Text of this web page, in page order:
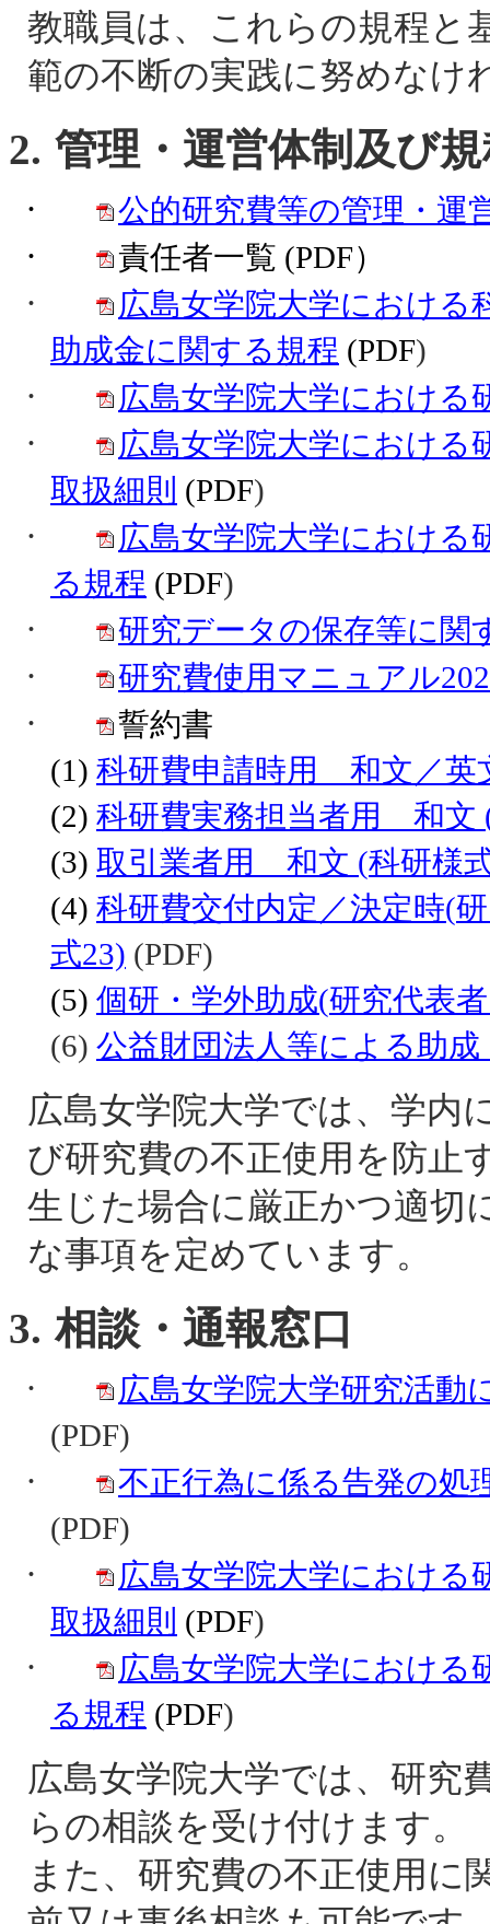
教職員は、これらの規程と
範の不断の実践に努めなけ
2. 管理・運営体制及び
· 公的研究費等の管理・運
· 責任者一覧 (PDF）
·
広島女学院大学における
助成金に関する規程 (PDF)
· 広島女学院大学における
·
広島女学院大学における
取扱細則 (PDF)
·
広島女学院大学における
る規程 (PDF)
· 研究データの保存等に関
· 研究費使用マニュアル
·
誓約書
(1) 科研費申請時用 和文／英
(2) 科研費実務担当者用 和文
(3) 取引業者用 和文 (科研様
(4) 科研費交付内定／決定時(
式23) (PDF)
(5) 個研・学外助成(研究代表
(6) 公益財団法人等による助
広島女学院大学では、学内
び研究費の不正使用を防止
生じた場合に厳正かつ適切
な事項を定めています。
3. 相談・通報窓口
·
広島女学院大学研究活動
(PDF)
·
不正行為に係る告発の処
(PDF)
·
広島女学院大学における
取扱細則 (PDF)
·
広島女学院大学における
る規程 (PDF)
広島女学院大学では、研究
らの相談を受け付けます。
また、研究費の不正使用に